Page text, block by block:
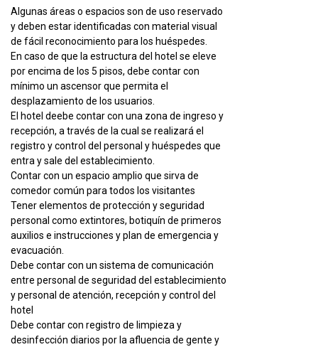
Algunas áreas o espacios son de uso reservado
y deben estar identificadas con material visual
de fácil reconocimiento para los huéspedes.
En caso de que la estructura del hotel se eleve
por encima de los 5 pisos, debe contar con
mínimo un ascensor que permita el
desplazamiento de los usuarios.
El hotel deebe contar con una zona de ingreso y
recepción, a través de la cual se realizará el
registro y control del personal y huéspedes que
entra y sale del establecimiento.
Contar con un espacio amplio que sirva de
comedor común para todos los visitantes
Tener elementos de protección y seguridad
personal como extintores, botiquín de primeros
auxilios e instrucciones y plan de emergencia y
evacuación.
Debe contar con un sistema de comunicación
entre personal de seguridad del establecimiento
y personal de atención, recepción y control del
hotel
Debe contar con registro de limpieza y
desinfección diarios por la afluencia de gente y